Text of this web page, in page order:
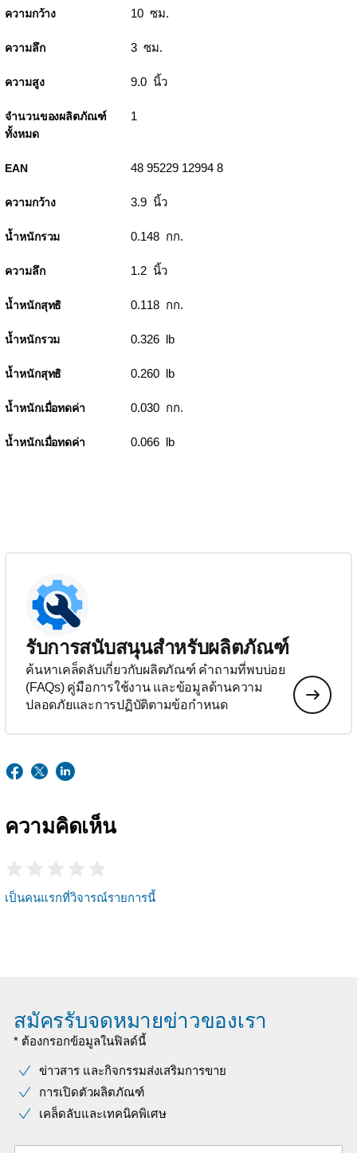
ความกว้าง 10 ซม.
ความลึก 3 ซม.
ความสูง 9.0 นิ้ว
จำนวนของผลิตภัณฑ์
ทั้งหมด
1
EAN 48 95229 12994 8
ความกว้าง 3.9 นิ้ว
น้ำหนักรวม 0.148 กก.
ความลึก 1.2 นิ้ว
น้ำหนักสุทธิ 0.118 กก.
น้ำหนักรวม 0.326 lb
น้ำหนักสุทธิ 0.260 lb
น้ำหนักเมื่อทดค่า 0.030 กก.
น้ำหนักเมื่อทดค่า 0.066 lb
รับการสนับสนุนสำหรับผลิตภัณฑ์
ค้นหาเคล็ดลับเกี่ยวกับผลิตภัณฑ์ คำถามที่พบบ่อย
(FAQs) คู่มือการใช้งาน และข้อมูลด้านความ
ปลอดภัยและการปฏิบัติตามข้อกำหนด
ความคิดเห็น
เป็นคนแรกที่วิจารณ์รายการนี้
สมัครรับจดหมายข่าวของเรา
* ต้องกรอกข้อมูลในฟิลด์นี้
ข่าวสาร และกิจกรรมส่งเสริมการขาย
การเปิดตัวผลิตภัณฑ์
เคล็ดลับและเทคนิคพิเศษ